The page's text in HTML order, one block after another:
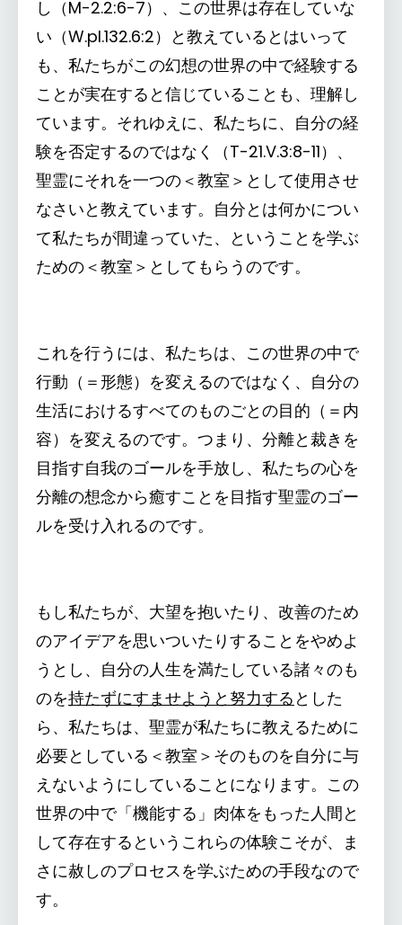
し（M-2.2:6-7）、この世界は存在していな
い（W.pI.132.6:2）と教えているとはいって
も、私たちがこの幻想の世界の中で経験する
ことが実在すると信じていることも、理解し
ています。それゆえに、私たちに、自分の経
験を否定するのではなく（T-21.V.3:8-11）、
聖霊にそれを一つの＜教室＞として使用させ
なさいと教えています。自分とは何かについ
て私たちが間違っていた、ということを学ぶ
ための＜教室＞としてもらうのです。
これを行うには、私たちは、この世界の中で
行動（＝形態）を変えるのではなく、自分の
生活におけるすべてのものごとの目的（＝内
容）を変えるのです。つまり、分離と裁きを
目指す自我のゴールを手放し、私たちの心を
分離の想念から癒すことを目指す聖霊のゴー
ルを受け入れるのです。
もし私たちが、大望を抱いたり、改善のため
のアイデアを思いついたりすることをやめよ
うとし、自分の人生を満たしている諸々のも
のを持たずにすませようと努力する とした
ら、私たちは、聖霊が私たちに教えるために
必要としている＜教室＞そのものを自分に与
えないようにしていることになります。この
世界の中で「機能する」肉体をもった人間と
して存在するというこれらの体験こそが、ま
さに赦しのプロセスを学ぶための手段なので
す。